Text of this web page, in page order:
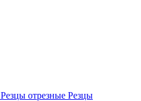
Резцы отрезные Резцы